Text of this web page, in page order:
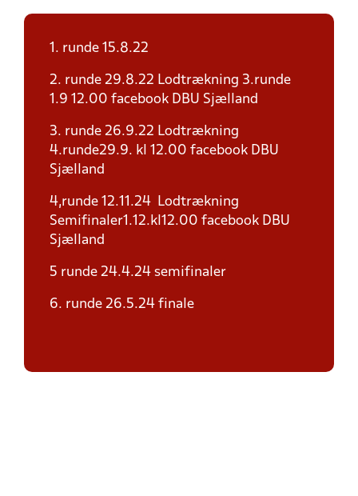
1. runde 15.8.22
2. runde 29.8.22 Lodtrækning 3.runde
1.9 12.00 facebook DBU Sjælland
3. runde 26.9.22 Lodtrækning
4.runde29.9. kl 12.00 facebook DBU
Sjælland
4,runde 12.11.24 Lodtrækning
Semifinaler1.12.kl12.00 facebook DBU
Sjælland
5 runde 24.4.24 semifinaler
6. runde 26.5.24 finale